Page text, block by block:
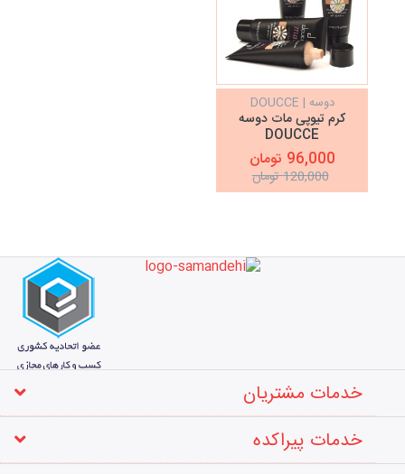
دوسه | DOUCCE
کرم تیوپی مات دوسه
DOUCCE
96,000 تومان
120,000 تومان
خدمات مشتریان
خدمات پیراکده